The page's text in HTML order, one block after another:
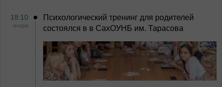
18:10
вчера
Психологический тренинг для родителей
состоялся в в СахОУНБ им. Тарасова